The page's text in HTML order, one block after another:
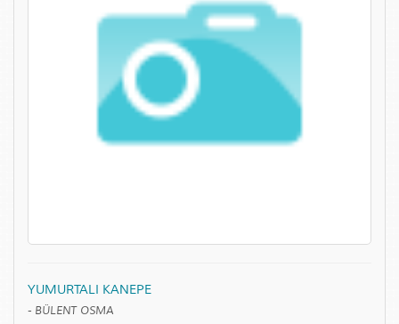
YUMURTALI KANEPE
- BÜLENT OSMA